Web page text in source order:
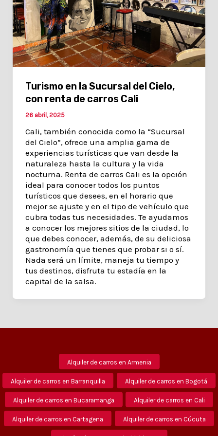
Turismo en la Sucursal del Cielo,
con renta de carros Cali
26 abril, 2025
Cali, también conocida como la “Sucursal
del Cielo”, ofrece una amplia gama de
experiencias turísticas que van desde la
naturaleza hasta la cultura y la vida
nocturna. Renta de carros Cali es la opción
ideal para conocer todos los puntos
turísticos que desees, en el horario que
mejor se ajuste y en el tipo de vehículo que
cubra todas tus necesidades. Te ayudamos
a conocer los mejores sitios de la ciudad, lo
que debes conocer, además, de su deliciosa
gastronomía que tienes que probar si o sí.
Nada será un límite, maneja tu tiempo y
tus destinos, disfruta tu estadía en la
capital de la salsa.
Alquiler de carros en Armenia
Alquiler de carros en Barranquilla Alquiler de carros en Bogotá
Alquiler de carros en Bucaramanga Alquiler de carros en Cali
Alquiler de carros en Cartagena Alquiler de carros en Cúcuta